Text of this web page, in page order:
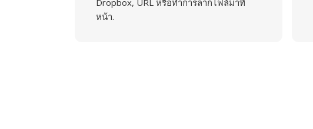
Dropbox, URL หรือทำการลากไฟล์มาที่
หน้า.